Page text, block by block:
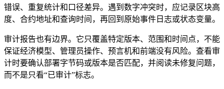
错误、重复统计和口径差异。遇到数字冲突时，应记录区块高
度、合约地址和查询时间，再回到原始事件日志或状态变量。
审计报告也有边界。它只覆盖特定版本、范围和时间点，不能
保证经济模型、管理员操作、预言机和前端没有风险。查看审
计时要确认部署字节码或版本是否匹配，并阅读未修复问题，
而不是只看“已审计”标志。